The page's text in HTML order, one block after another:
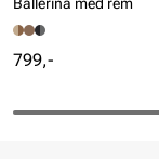
Pris
799,-